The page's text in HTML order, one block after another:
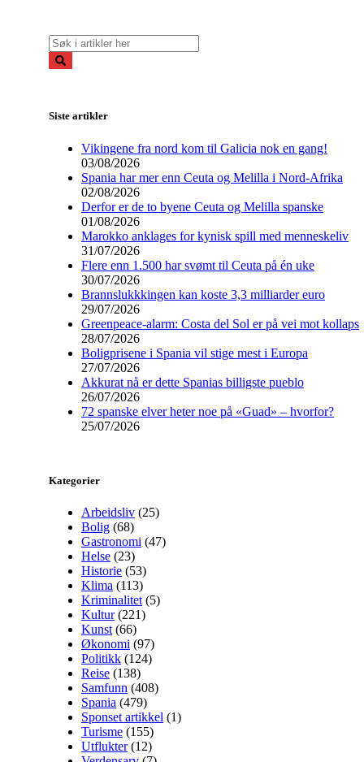
Siste artikler
Vikingene fra nord kom til Galicia nok en gang!
03/08/2026
Spania har mer enn Ceuta og Melilla i Nord-Afrika
02/08/2026
Derfor er de to byene Ceuta og Melilla spanske
01/08/2026
Marokko anklages for kynisk spill med menneskeliv
31/07/2026
Flere enn 1.500 har svømt til Ceuta på én uke
30/07/2026
Brannslukkkingen kan koste 3,3 milliarder euro
29/07/2026
Greenpeace-alarm: Costa del Sol er på vei mot kollaps
28/07/2026
Boligprisene i Spania vil stige mest i Europa
27/07/2026
Akkurat nå er dette Spanias billigste pueblo
26/07/2026
72 spanske elver heter noe på «Guad» – hvorfor?
25/07/2026
Kategorier
Arbeidsliv (25)
Bolig (68)
Gastronomi (47)
Helse (23)
Historie (53)
Klima (113)
Kriminalitet (5)
Kultur(221)
Kunst (66)
Økonomi (97)
Politikk (124)
Reise (138)
Samfunn (408)
Spania (479)
Sponset artikkel (1)
Turisme (155)
Utflukter(12)